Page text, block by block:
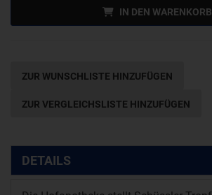
IN DEN WARENKORB
ZUR WUNSCHLISTE HINZUFÜGEN
ZUR VERGLEICHSLISTE HINZUFÜGEN
DETAILS